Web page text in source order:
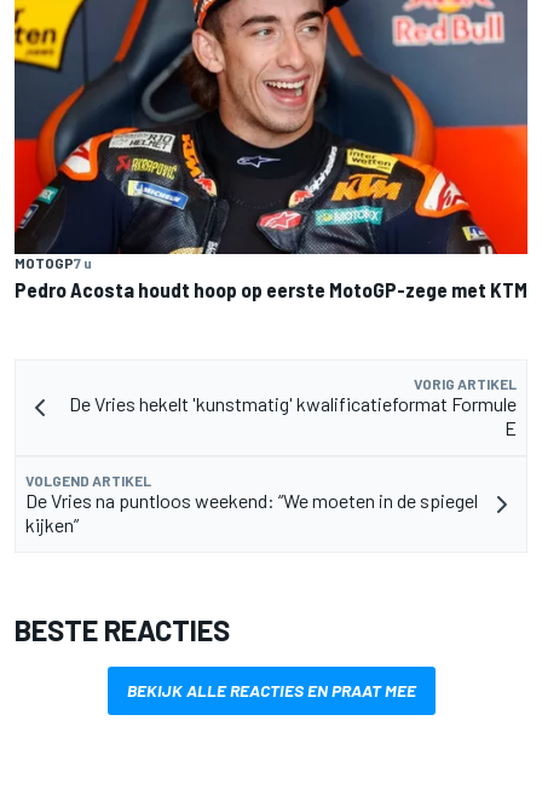
MOTOGP7 u
Pedro Acosta houdt hoop op eerste MotoGP-zege met KTM
VORIG ARTIKEL
De Vries hekelt 'kunstmatig' kwalificatieformat Formule
E
VOLGEND ARTIKEL
De Vries na puntloos weekend: “We moeten in de spiegel
kijken”
BESTE REACTIES
BEKIJK ALLE REACTIES EN PRAAT MEE